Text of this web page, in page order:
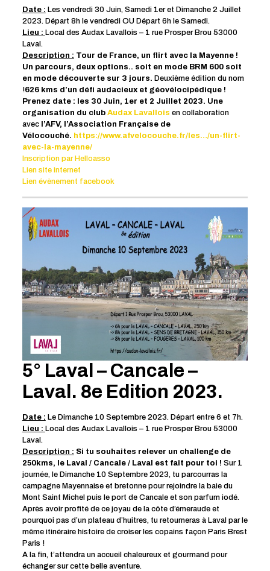
Date : Les vendredi 30 Juin, Samedi 1er et Dimanche 2 Juillet
2023. Départ 8h le vendredi OU Départ 6h le Samedi.
Lieu : Local des Audax Lavallois – 1 rue Prosper Brou 53000
Laval.
Description : Tour de France, un flirt avec la Mayenne !
Un parcours, deux options.. soit en mode BRM 600 soit
en mode découverte sur 3 jours. Deuxième édition du nom
!626 kms d’un défi audacieux et géovélocipédique !
Prenez date : les 30 Juin, 1er et 2 Juillet 2023. Une
organisation du club Audax Lavallois en collaboration
avecl’AFV, l’Association Française de
Vélocouché. https://www.afvelocouche.fr/les…/un-flirt-
avec-la-mayenne/
Inscription par Helloasso
Lien site internet
Lien évènement facebook
5° Laval – Cancale –
Laval. 8e Edition 2023.
Date : Le Dimanche 10 Septembre 2023. Départ entre 6 et 7h.
Lieu : Local des Audax Lavallois – 1 rue Prosper Brou 53000
Laval.
Description : Si tu souhaites relever un challenge de
250kms, le Laval / Cancale / Laval est fait pour toi ! Sur 1
journée, le Dimanche 10 Septembre 2023, tu parcourras la
campagne Mayennaise et bretonne pour rejoindre la baie du
Mont Saint Michel puis le port de Cancale et son parfum iodé.
Après avoir profité de ce joyau de la côte d’émeraude et
pourquoi pas d’un plateau d’huitres, tu retourneras à Laval par le
même itinéraire histoire de croiser les copains façon Paris Brest
Paris !
A la fin, t’attendra un accueil chaleureux et gourmand pour
échanger sur cette belle aventure.